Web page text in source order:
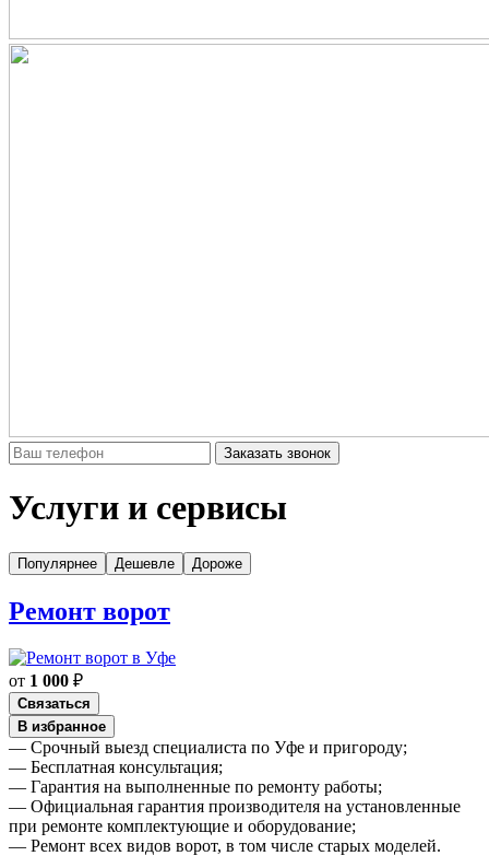
Заказать звонок
Услуги и сервисы
Популярнее Дешевле Дороже
Ремонт ворот
от 1 000 ₽
Связаться
В избранное
— Срочный выезд специалиста по Уфе и пригороду;
— Бесплатная консультация;
— Гарантия на выполненные по ремонту работы;
— Официальная гарантия производителя на установленные
при ремонте комплектующие и оборудование;
— Ремонт всех видов ворот, в том числе старых моделей.